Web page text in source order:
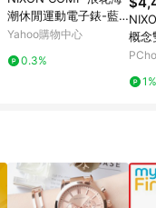
潮休閒運動電子錶-藍x
大-A4082041
Yahoo購物中心
0.3%
概念
1%